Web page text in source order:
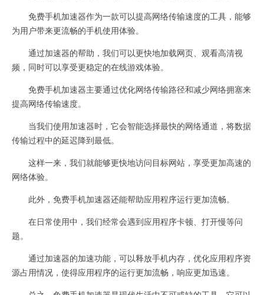
免费手机加速器作为一款可以提高网络传输速度的工具，能够
为用户带来更流畅的手机使用体验。
通过加速器的帮助，我们可以更快地加载网页、观看高清视
频，同时可以享受更稳定的在线游戏体验。
免费手机加速器主要通过优化网络传输路径和减少网络拥塞来
提高网络传输速度。
当我们使用加速器时，它会智能选择最快的网络通道，将数据
传输过程中的延迟降到最低。
这样一来，我们就能够更快地访问目标网站，享受更加高速的
网络体验。
此外，免费手机加速器还能帮助应用程序运行更加流畅。
在日常使用中，我们经常会遇到应用程序卡顿、打开慢等问
题。
通过加速器的加速功能，可以释放手机内存，优化应用程序资
源占用情况，使得应用程序的运行更加流畅，响应更加迅速。